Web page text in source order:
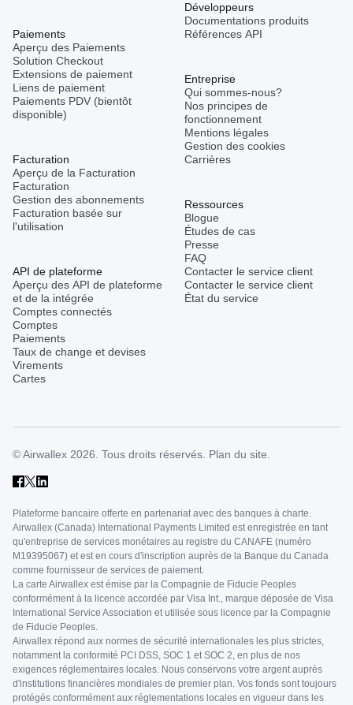
Paiements
Aperçu des Paiements
Solution Checkout
Extensions de paiement
Liens de paiement
Paiements PDV (bientôt
disponible)
Facturation
Aperçu de la Facturation
Facturation
Gestion des abonnements
Facturation basée sur
l'utilisation
API de plateforme
Aperçu des API de plateforme
et de la intégrée
Comptes connectés
Comptes
Paiements
Taux de change et devises
Virements
Cartes
Développeurs
Documentations produits
Références API
Entreprise
Qui sommes-nous?
Nos principes de
fonctionnement
Mentions légales
Gestion des cookies
Carrières
Ressources
Blogue
Études de cas
Presse
FAQ
Contacter le service client
Contacter le service client
État du service
© Airwallex 2026. Tous droits réservés. Plan du site.
Plateforme bancaire offerte en partenariat avec des banques à charte.
Airwallex (Canada) International Payments Limited est enregistrée en tant
qu'entreprise de services monétaires au registre du CANAFE (numéro
M19395067) et est en cours d'inscription auprès de la Banque du Canada
comme fournisseur de services de paiement.
La carte Airwallex est émise par la Compagnie de Fiducie Peoples
conformément à la licence accordée par Visa Int., marque déposée de Visa
International Service Association et utilisée sous licence par la Compagnie
de Fiducie Peoples.
Airwallex répond aux normes de sécurité internationales les plus strictes,
notamment la conformité PCI DSS, SOC 1 et SOC 2, en plus de nos
exigences réglementaires locales. Nous conservons votre argent auprès
d'institutions financières mondiales de premier plan. Vos fonds sont toujours
protégés conformément aux réglementations locales en vigueur dans les